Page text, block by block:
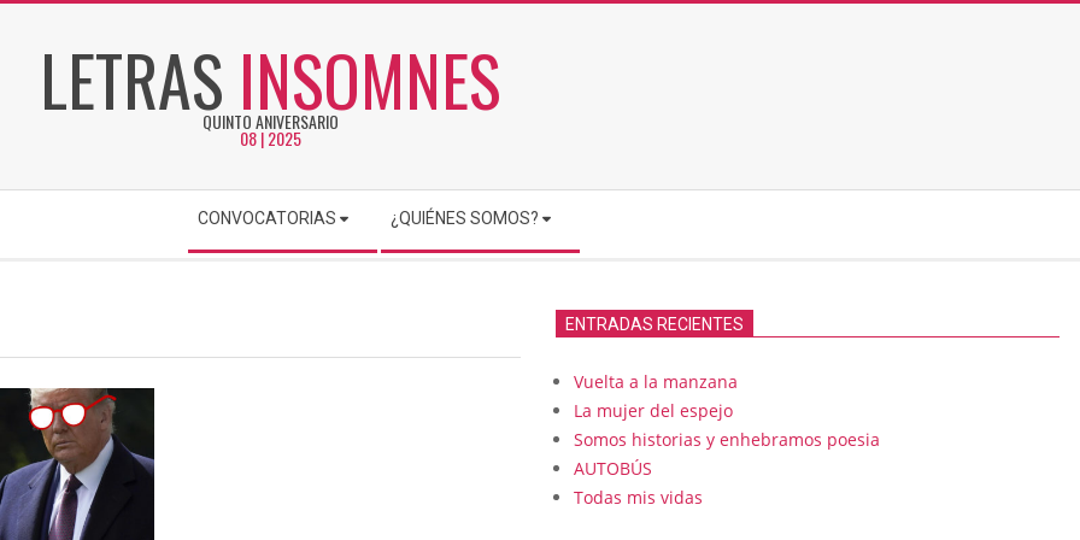
LETRAS INSOMNES
QUINTO ANIVERSARIO
08 | 2025
CONVOCATORIAS ¿QUIÉNES SOMOS?
ENTRADAS RECIENTES
Vuelta a la manzana
La mujer del espejo
Somos historias y enhebramos poesia
AUTOBÚS
Todas mis vidas